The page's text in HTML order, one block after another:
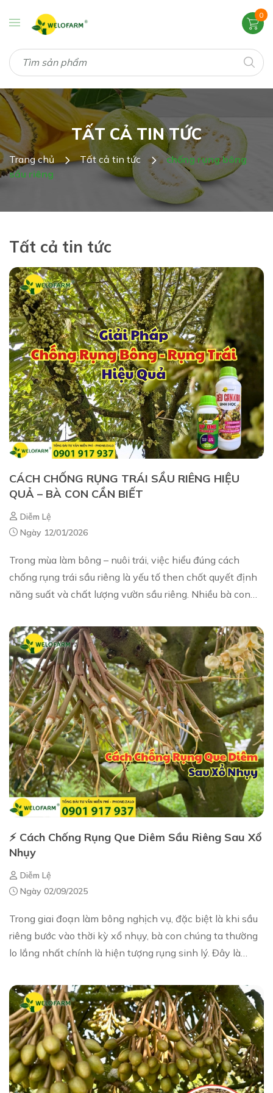
0
TẤT CẢ TIN TỨC
Trang chủ Tất cả tin tức
chống rụng bông
sầu riêng
Tất cả tin tức
CÁCH CHỐNG RỤNG TRÁI SẦU RIÊNG HIỆU
QUẢ – BÀ CON CẦN BIẾT
Diễm Lệ
Ngày 12/01/2026
Trong mùa làm bông – nuôi trái, việc hiểu đúng cách
chống rụng trái sầu riêng là yếu tố then chốt quyết định
năng suất và chất lượng vườn sầu riêng. Nhiều bà con
⚡ Cách Chống Rụng Que Diêm Sầu Riêng Sau Xổ
Nhụy
Diễm Lệ
Ngày 02/09/2025
Trong giai đoạn làm bông nghịch vụ, đặc biệt là khi sầu
riêng bước vào thời kỳ xổ nhụy, bà con chúng ta thường
lo lắng nhất chính là hiện tượng rụng sinh lý. Đây là